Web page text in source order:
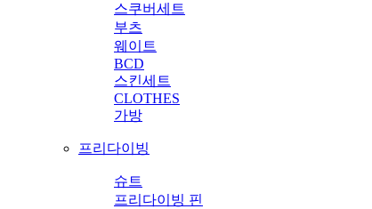
스쿠버세트
부츠
웨이트
BCD
스킨세트
CLOTHES
가방
프리다이빙
슈트
프리다이빙 핀